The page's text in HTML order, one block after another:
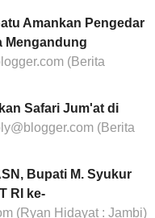
Amankan Pengedar
Mengandung
(Berita
Safari Jum'at di
(Berita
Bupati M. Syukur
RI ke-
(Ryan Hidayat : Jambi)